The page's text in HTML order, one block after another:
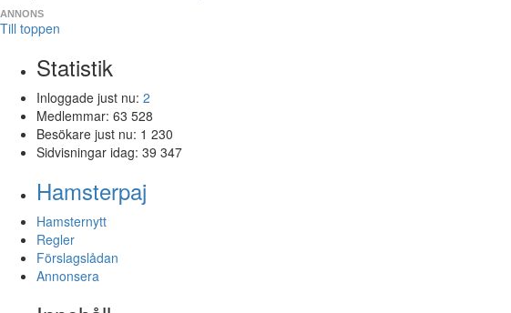
ANNONS
Till toppen
Statistik
Inloggade just nu: 2
Medlemmar: 63 528
Besökare just nu: 1 230
Sidvisningar idag: 39 347
Hamsterpaj
Hamsternytt
Regler
Förslagslådan
Annonsera